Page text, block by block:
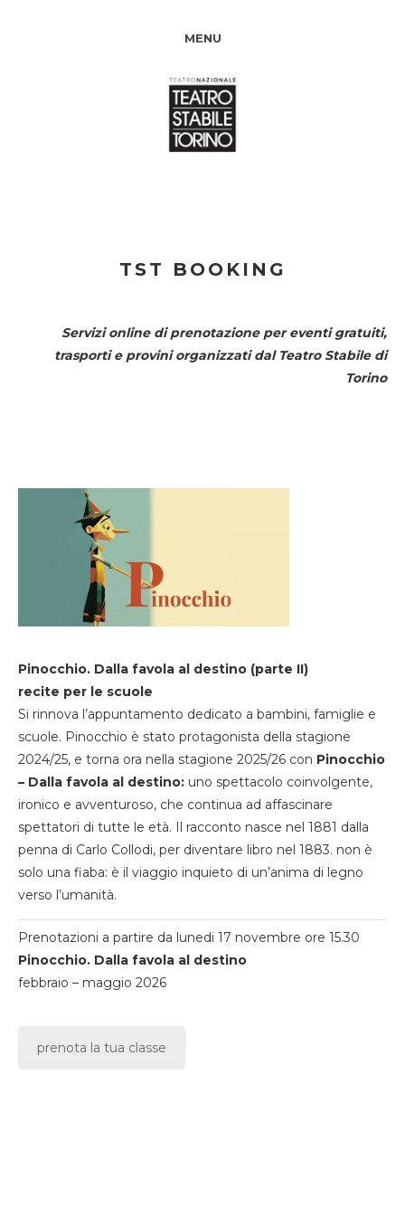
MENU
TST BOOKING
Servizi online di prenotazione per eventi gratuiti,
trasporti e provini organizzati dal Teatro Stabile di
Torino
Pinocchio. Dalla favola al destino (parte II)
recite per le scuole
Si rinnova l’appuntamento dedicato a bambini, famiglie e
scuole. Pinocchio è stato protagonista della stagione
2024/25, e torna ora nella stagione 2025/26 con Pinocchio
– Dalla favola al destino: uno spettacolo coinvolgente,
ironico e avventuroso, che continua ad affascinare
spettatori di tutte le età. Il racconto nasce nel 1881 dalla
penna di Carlo Collodi, per diventare libro nel 1883. non è
solo una fiaba: è il viaggio inquieto di un’anima di legno
verso l’umanità.
Prenotazioni a partire da lunedi 17 novembre ore 15.30
Pinocchio. Dalla favola al destino
febbraio – maggio 2026
prenota la tua classe